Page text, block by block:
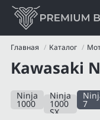
Главная Каталог
Kawasaki
Ninja
1000
Ninja
1000
SX
7